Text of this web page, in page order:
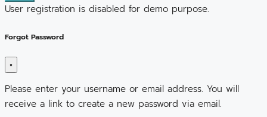
User registration is disabled for demo purpose.
Forgot Password
×
Please enter your username or email address. You will
receive a link to create a new password via email.